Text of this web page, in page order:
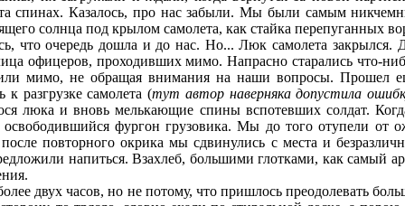
спинах. Казалось, про нас забыли. Мы были самым
солнца под крылом самолета, как стайка перепуганных
что очередь дошла и до нас. Но... Люк самолета закрылся.
офицеров, проходивших мимо. Напрасно старались что-
мимо, не обращая внимания на наши вопросы. Прошел
разгрузке самолета (тут автор наверняка допустила
люка и вновь мелькающие спины вспотевших солдат.
освободившийся фургон грузовика. Мы до того отупели
повторного окрика мы сдвинулись с места и
напиться. Взахлеб, большими глотками, как самый
двух часов, но не потому, что пришлось преодолевать